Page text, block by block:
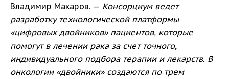
Владимир Макаров. — Консорциум ведет
разработку технологической платформы
«цифровых двойников» пациентов, которые
помогут в лечении рака за счет точного,
индивидуального подбора терапии и лекарств. В
онкологии «двойники» создаются по трем